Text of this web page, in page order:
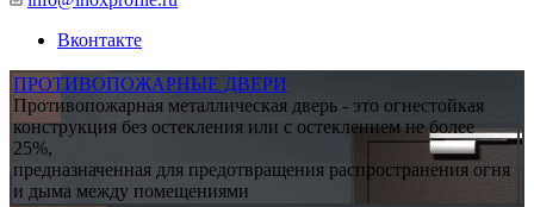
Вконтакте
ПРОТИВОПОЖАРНЫЕ ДВЕРИ
Противопожарная металлическая дверь - это огнестойкая
конструкция без остекления или с остеклением не более
25%,
предназначенная для предотвращения распространения огня
и дыма между помещениями